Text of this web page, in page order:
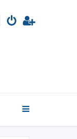
Erweiterte Suche